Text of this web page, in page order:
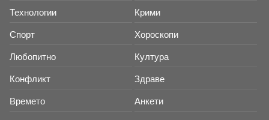
Технологии Крими
Спорт Хороскопи
Любопитно Култура
Конфликт Здраве
Времето Анкети